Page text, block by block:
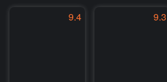
9.4 9.3